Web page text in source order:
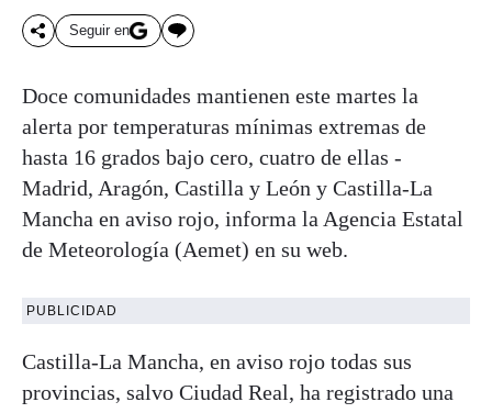
Seguir en
Doce comunidades mantienen este martes la
alerta por temperaturas mínimas extremas de
hasta 16 grados bajo cero, cuatro de ellas -
Madrid, Aragón, Castilla y León y Castilla-La
Mancha en aviso rojo, informa la Agencia Estatal
de Meteorología (Aemet) en su web.
PUBLICIDAD
Castilla-La Mancha, en aviso rojo todas sus
provincias, salvo Ciudad Real, ha registrado una